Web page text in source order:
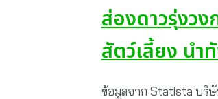
ส่องดาวรุ่งวง
สัตว์เลี้ยง นำ
ข้อมูลจาก Statista บริ